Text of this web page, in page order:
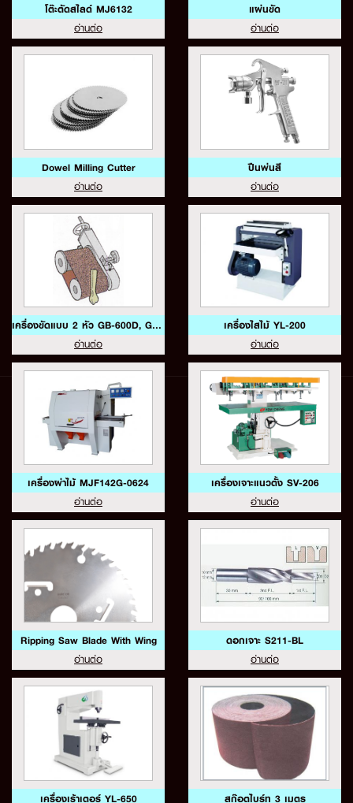
โต๊ะตัดสไลด์ MJ6132
อ่านต่อ
แผ่นขัด
อ่านต่อ
Dowel Milling Cutter
อ่านต่อ
ปืนพ่นสี
อ่านต่อ
เครื่องขัดแบบ 2 หัว GB-600D, GB-600DS
อ่านต่อ
เครื่องไสไม้ YL-200
อ่านต่อ
เครื่องผ่าไม้ MJF142G-0624
อ่านต่อ
เครื่องเจาะแนวตั้ง SV-206
อ่านต่อ
Ripping Saw Blade With Wing
อ่านต่อ
ดอกเจาะ S211-BL
อ่านต่อ
เครื่องเร้าเตอร์ YL-650 สก๊อตไบร์ท 3 เมตร